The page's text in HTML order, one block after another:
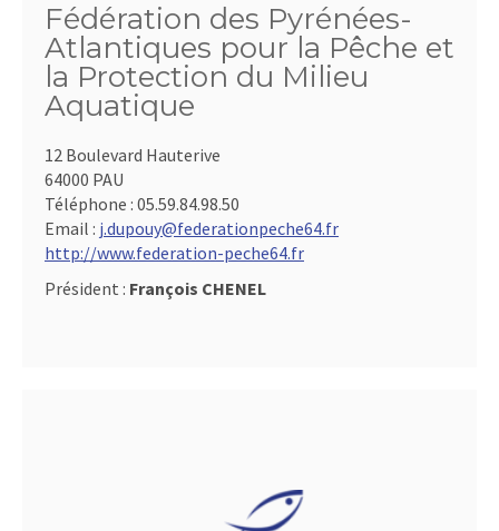
Fédération des Pyrénées-
Atlantiques pour la Pêche et
la Protection du Milieu
Aquatique
12 Boulevard Hauterive
64000 PAU
Téléphone : 05.59.84.98.50
Email : j.dupouy@federationpeche64.fr
http://www.federation-peche64.fr
Président : François CHENEL